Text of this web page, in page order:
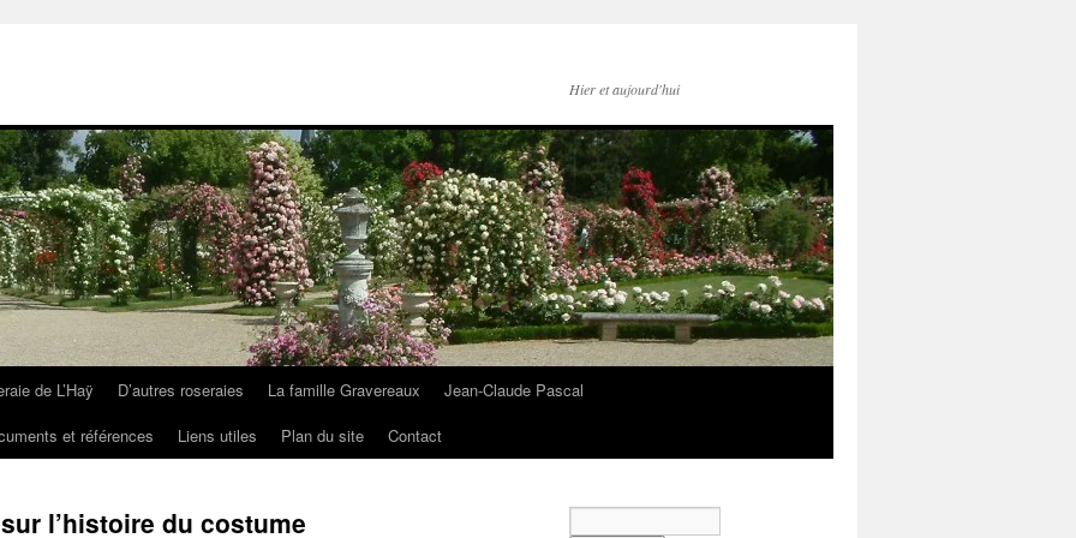
Hier et aujourd'hui
de L’Haÿ D’autres roseraies La famille Gravereaux
Jean-Claude Pascal
et références Liens utiles Plan du site Contact
l’histoire du costume